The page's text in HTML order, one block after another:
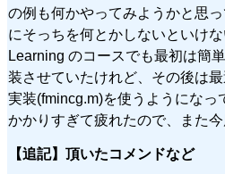
の例も何かやってみようかと思
にそっちを何とかしないといけ
Learning のコースでも最初は簡
装させていたけれど、その後は
実装(fmincg.m)を使うようになっ
かかりすぎて疲れたので、また今
【追記】頂いたコメンドなど